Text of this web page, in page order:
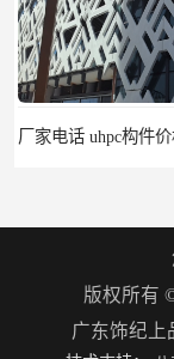
版权所有
广东饰纪上